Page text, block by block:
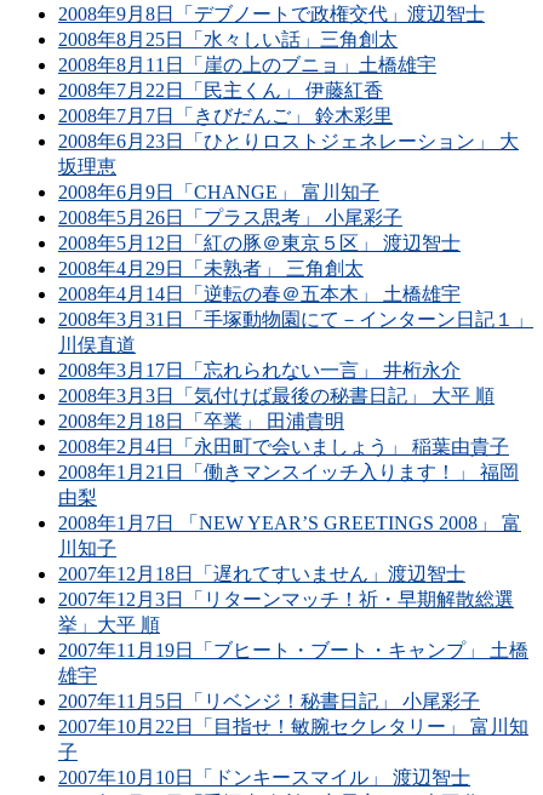
2008年9月8日「デブノートで政権交代」渡辺智士
2008年8月25日「水々しい話」三角創太
2008年8月11日「崖の上のブニョ」土橋雄宇
2008年7月22日「民主くん」 伊藤紅香
2008年7月7日「きびだんご」 鈴木彩里
2008年6月23日「ひとりロストジェネレーション」 大
坂理恵
2008年6月9日「CHANGE」 富川知子
2008年5月26日「プラス思考」 小尾彩子
2008年5月12日「紅の豚＠東京５区」 渡辺智士
2008年4月29日「未熟者」 三角創太
2008年4月14日「逆転の春＠五本木」 土橋雄宇
2008年3月31日「手塚動物園にて－インターン日記１」
川俣直道
2008年3月17日「忘れられない一言」 井桁永介
2008年3月3日「気付けば最後の秘書日記」 大平 順
2008年2月18日「卒業」 田浦貴明
2008年2月4日「永田町で会いましょう」 稲葉由貴子
2008年1月21日「働きマンスイッチ入ります！」 福岡
由梨
2008年1月7日 「NEW YEAR’S GREETINGS 2008」 富
川知子
2007年12月18日「遅れてすいません」渡辺智士
2007年12月3日「リターンマッチ！祈・早期解散総選
挙」大平 順
2007年11月19日「ブヒート・ブート・キャンプ」 土橋
雄宇
2007年11月5日「リベンジ！秘書日記」 小尾彩子
2007年10月22日「目指せ！敏腕セクレタリー」 富川知
子
2007年10月10日「ドンキースマイル」 渡辺智士